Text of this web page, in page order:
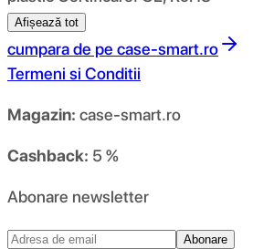
Afișează tot
cumpara de pe case-smart.ro
Termeni si Conditii
Magazin: case-smart.ro
Cashback: 5 %
Abonare newsletter
Abonare